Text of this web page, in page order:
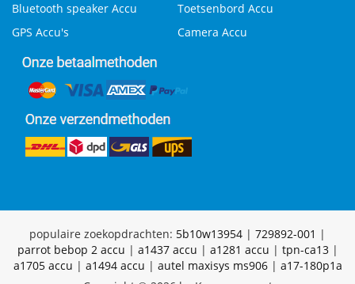
Bluetooth speaker Accu
Toetsenbord Accu
GPS Accu's
Camera Accu
populaire zoekopdrachten: 5b10w13954 | 729892-001 |
parrot bebop 2 accu | a1437 accu | a1281 accu | tpn-ca13|
a1705 accu | a1494 accu | autel maxisys ms906| a17-180p1a